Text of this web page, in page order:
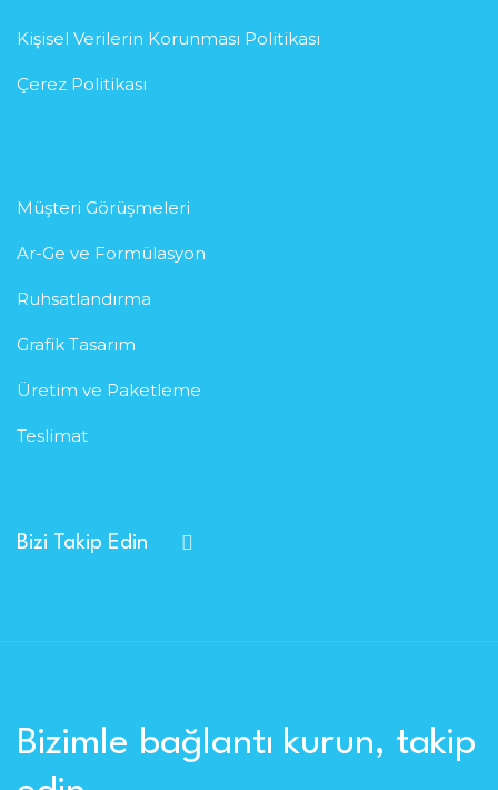
Kişisel Verilerin Korunması Politikası
Çerez Politikası
Müşteri Görüşmeleri
Ar-Ge ve Formülasyon
Ruhsatlandırma
Grafik Tasarım
Üretim ve Paketleme
Teslimat
Bizi Takip Edin
Bizimle bağlantı kurun, takip